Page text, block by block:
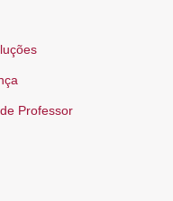
Professor